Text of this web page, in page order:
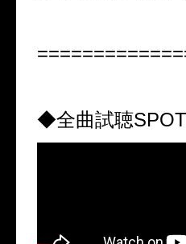
◆全曲試聴SPOT